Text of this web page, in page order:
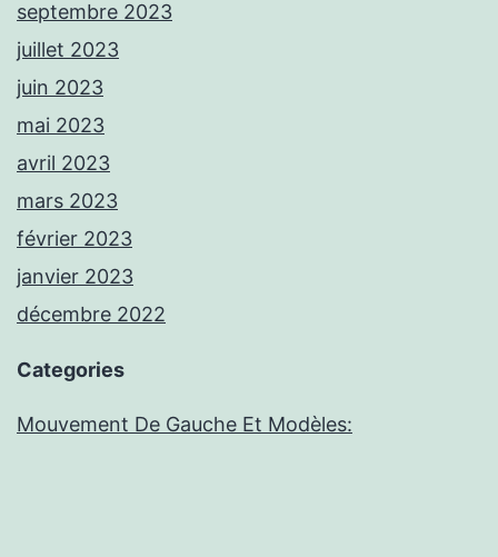
septembre 2023
juillet 2023
juin 2023
mai 2023
avril 2023
mars 2023
février 2023
janvier 2023
décembre 2022
Categories
Mouvement De Gauche Et Modèles: